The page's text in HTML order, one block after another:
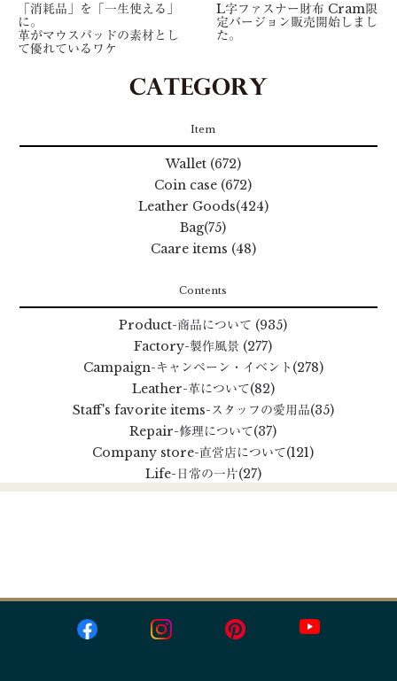
「消耗品」を「一生使える」
に。
革がマウスパッドの素材とし
て優れているワケ
L字ファスナー財布 Cram限
定バージョン販売開始しまし
た。
Item
Wallet (672)
Coin case (672)
Leather Goods(424)
Bag(75)
Caare items (48)
Contents
Product-商品について (935)
Factory-製作風景 (277)
Campaign-キャンペーン・イベント (278)
Leather-革について(82)
Staff's favorite items-スタッフの愛用品(35)
Repair-修理について(37)
Company store-直営店について(121)
Life-日常の一片(27)